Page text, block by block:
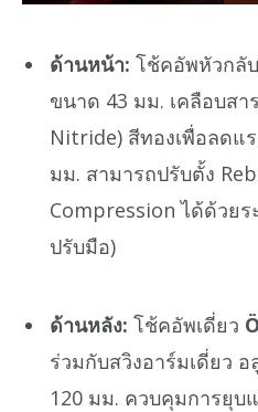
ด้านหน้า: โช้คอัพหัวกลั
ขนาด 43 มม. เคลือบส
Nitride) สีทองเพื่อลดแ
มม. สามารถปรับตั้ง
Compression ได้ด้วย
ปรับมือ)
ด้านหลัง: โช้คอัพเดี่ยว
ร่วมกับสวิงอาร์มเดี่ยว
120 มม. ควบคุมการยุ